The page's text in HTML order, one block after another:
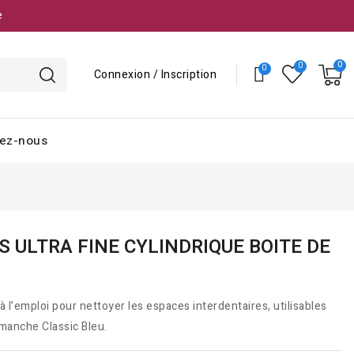
Connexion / Inscription
nous
ULTRA FINE CYLINDRIQUE BOITE DE
l’emploi pour nettoyer les espaces interdentaires, utilisables
Classic Bleu.